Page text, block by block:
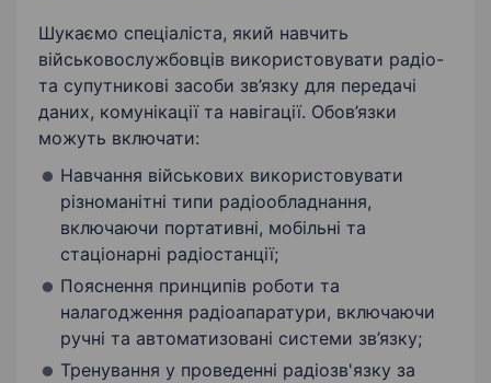
Шукаємо спеціаліста, який навчить
військовослужбовців використовувати радіо-
та супутникові засоби зв’язку для передачі
даних, комунікації та навігації. Обов’язки
можуть включати:
Навчання військових використовувати
різноманітні типи радіообладнання,
включаючи портативні, мобільні та
стаціонарні радіостанції;
Пояснення принципів роботи та
налагодження радіоапаратури, включаючи
ручні та автоматизовані системи зв’язку;
Тренування у проведенні радіозв'язку за